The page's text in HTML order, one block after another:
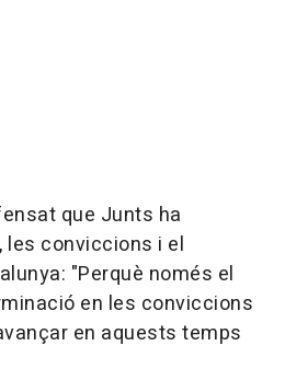
que Junts ha
conviccions i el
"Perquè només el
en les conviccions
en aquests temps